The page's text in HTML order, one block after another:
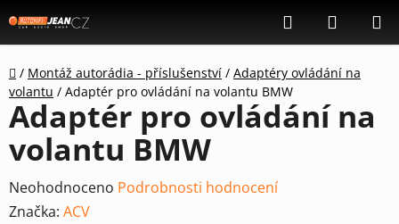
na
obsah
Hledat
KOŠÍK
Domů
/ Montáž autorádia - příslušenství / Adaptéry ovládání na
volantu / Adaptér pro ovládání na volantu BMW
Adaptér pro ovládání na
volantu BMW
Průměrné
hodnocení
Neohodnoceno Podrobnosti hodnocení
Značka: ACV